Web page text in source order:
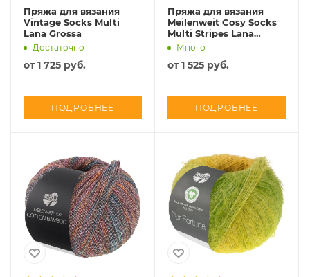
Пряжа для вязания
Vintage Socks Multi
Lana Grossa
Достаточно
от1 725 руб.
ПОДРОБНЕЕ
Пряжа для вязания
Meilenweit Cosy Socks
Multi Stripes Lana
Grossa
Много
от1 525 руб.
ПОДРОБНЕЕ